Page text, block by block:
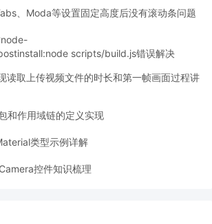
、Moda等设置固定高度后没有滚动条问题
scripts/build.js错误解决
读取上传视频文件的时长和第一帧画面过程讲
和作用域链的定义实现
类型示例详解
控件知识梳理